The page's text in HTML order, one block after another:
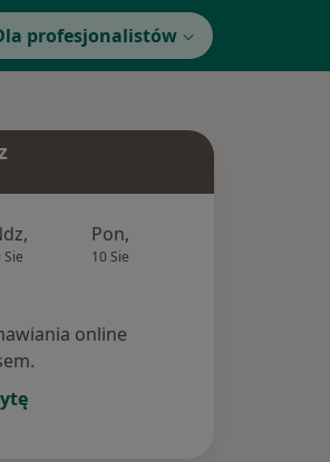
profesjonalistów
Sie
Pon,
10 Sie
online